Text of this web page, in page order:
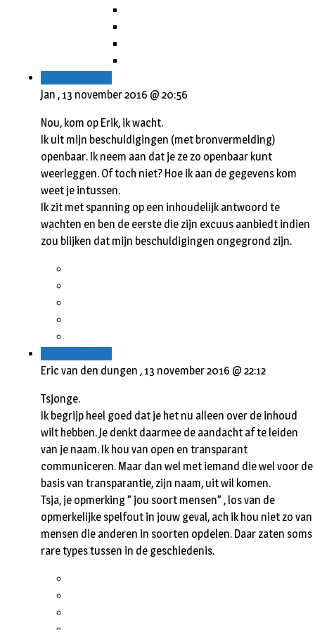
Jan ,13 november 2016 @ 20:56
Nou, kom op Erik, ik wacht.
Ik uit mijn beschuldigingen (met bronvermelding)
openbaar. Ik neem aan dat je ze zo openbaar kunt
weerleggen. Of toch niet? Hoe ik aan de gegevens kom
weet je intussen.
Ik zit met spanning op een inhoudelijk antwoord te
wachten en ben de eerste die zijn excuus aanbiedt indien
zou blijken dat mijn beschuldigingen ongegrond zijn.
Eric van den dungen ,13 november 2016 @ 22:12
Tsjonge.
Ik begrijp heel goed dat je het nu alleen over de inhoud
wilt hebben. Je denkt daarmee de aandacht af te leiden
van je naam. Ik hou van open en transparant
communiceren. Maar dan wel met iemand die wel voor de
basis van transparantie, zijn naam, uit wil komen.
Tsja, je opmerking ” jou soort mensen” , los van de
opmerkelijke spelfout in jouw geval, ach ik hou niet zo van
mensen die anderen in soorten opdelen. Daar zaten soms
rare types tussen in de geschiedenis.